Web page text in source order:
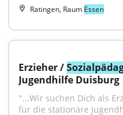
Ratingen, Raum Essen
Erzieher /
Jugendhilfe Duisburg
"...Wir suchen Dich als
für die stationäre